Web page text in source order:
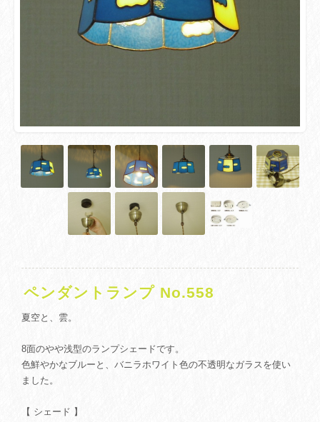
ペンダントランプ No.558
夏空と、雲。
8面のやや浅型のランプシェードです。
色鮮やかなブルーと、バニラホワイト色の不透明なガラスを使い
ました。
【 シェード 】